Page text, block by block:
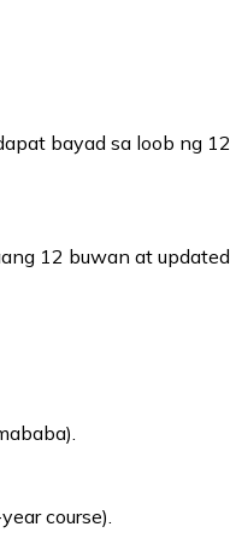
bayad sa loob ng 12
12 buwan at updated
course).